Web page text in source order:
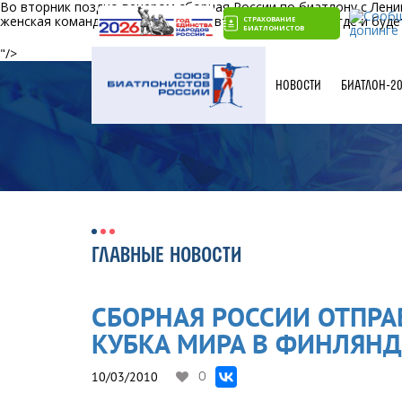
Во вторник поздно вечером сборная России по биатлону с
женская команды проследуют на автобусе в Йоенсуу, где и
"/>
СТРАХОВАНИЕ
БИАТЛОНИСТОВ
НОВОСТИ БИАТЛОН-
ГЛАВНЫЕ НОВОСТИ
СБОРНАЯ РОССИИ
КУБКА МИРА В
10/03/2010 0